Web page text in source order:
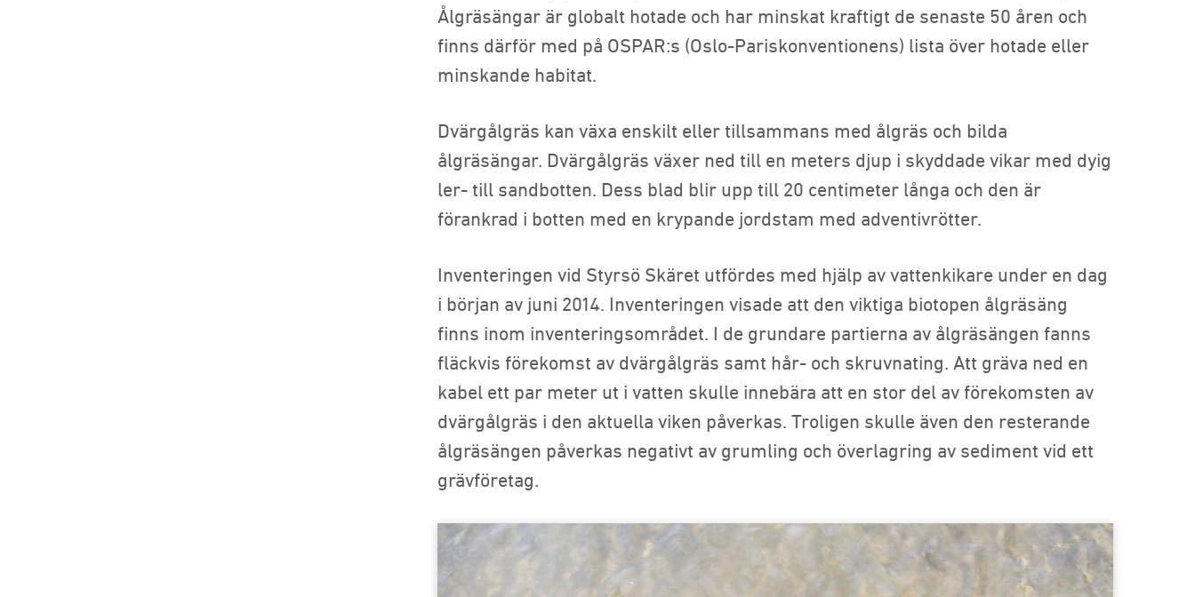
Ålgräsängar är globalt hotade och har minskat kraftigt de senaste 50 åren och
finns därför med på OSPAR:s (Oslo-Pariskonventionens) lista över hotade eller
minskande habitat.
Dvärgålgräs kan växa enskilt eller tillsammans med ålgräs och bilda
ålgräsängar. Dvärgålgräs växer ned till en meters djup i skyddade vikar med dyig
ler- till sandbotten. Dess blad blir upp till 20 centimeter långa och den är
förankrad i botten med en krypande jordstam med adventivrötter.
Inventeringen vid Styrsö Skäret utfördes med hjälp av vattenkikare under en dag
i början av juni 2014. Inventeringen visade att den viktiga biotopen ålgräsäng
finns inom inventeringsområdet. I de grundare partierna av ålgräsängen fanns
fläckvis förekomst av dvärgålgräs samt hår- och skruvnating. Att gräva ned en
kabel ett par meter ut i vatten skulle innebära att en stor del av förekomsten av
dvärgålgräs i den aktuella viken påverkas. Troligen skulle även den resterande
ålgräsängen påverkas negativt av grumling och överlagring av sediment vid ett
grävföretag.